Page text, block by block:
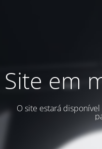
Site em
O site estará